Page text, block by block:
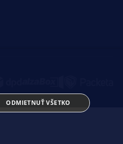
ODMIETNUŤ VŠETKO